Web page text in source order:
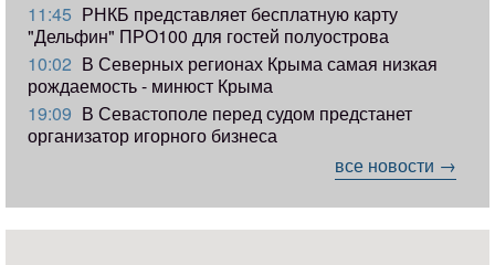
11:45 РНКБ представляет бесплатную карту
"Дельфин" ПРО100 для гостей полуострова
10:02 В Северных регионах Крыма самая низкая
рождаемость - минюст Крыма
19:09 В Севастополе перед судом предстанет
организатор игорного бизнеса
все новости →